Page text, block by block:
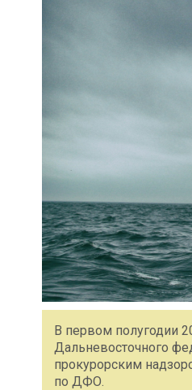
В первом полугодии
Дальневосточного
прокурорским
по ДФО.